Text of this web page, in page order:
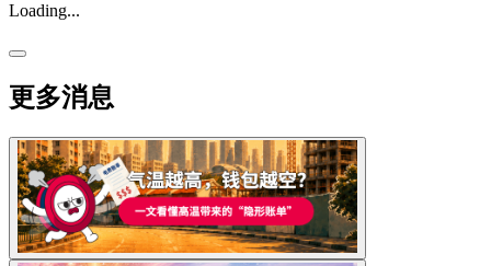
Loading...
更多消息